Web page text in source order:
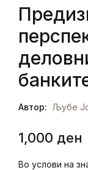
Автор: Љубе
1,000 ден
Во услови на